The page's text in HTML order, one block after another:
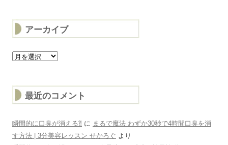
アーカイブ
ア
ー
最近のコメント
瞬間的に口臭が消える⁈ に まるで魔法 わずか30秒で4時間口臭を消
す方法 | 3分美容レッスン せかろぐ より